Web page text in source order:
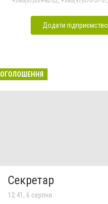
Додати підприємство
ОГОЛОШЕННЯ
Секретар
12:41, 6 серпня